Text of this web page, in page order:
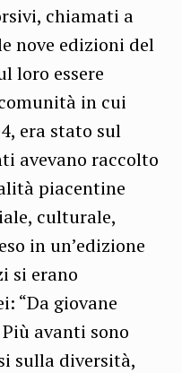
chiamati a
nove edizioni del
loro essere
in cui
era stato sul
avevano raccolto
piacentine
culturale,
in un’edizione
si erano
“Da giovane
avanti sono
sulla diversità,